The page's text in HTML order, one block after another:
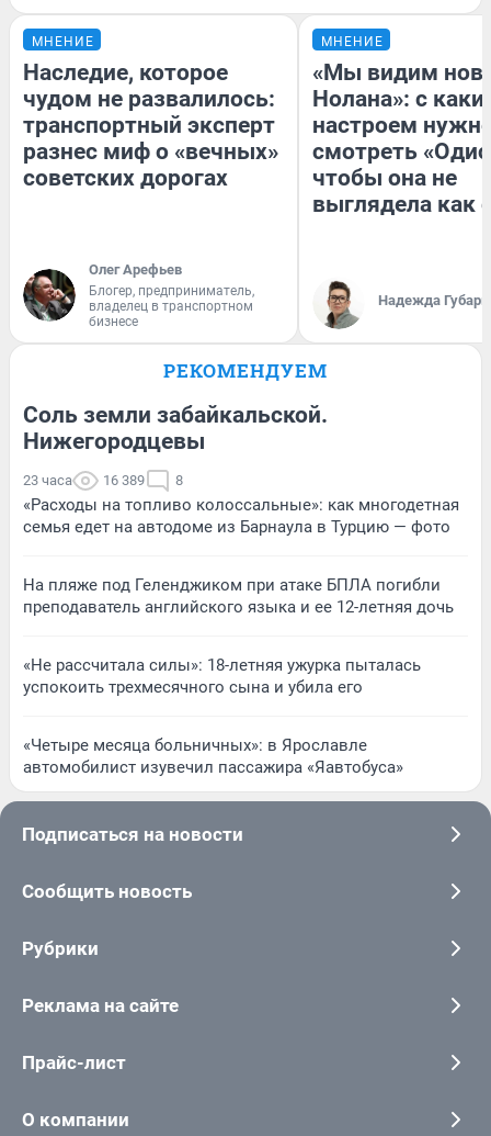
МНЕНИЕ
Наследие, которое
чудом не развалилось:
транспортный эксперт
разнес миф о «вечных»
советских дорогах
Олег Арефьев
Блогер, предприниматель,
владелец в транспортном
бизнесе
МНЕНИЕ
«Мы видим
Нолана»: с
настроем
смотреть
чтобы она не
выглядела как
Надежда Губарь
РЕКОМЕНДУЕМ
Соль земли забайкальской.
Нижегородцевы
23 часа 16 389 8
«Расходы на топливо колоссальные»: как многодетная
семья едет на автодоме из Барнаула в Турцию — фото
На пляже под Геленджиком при атаке БПЛА погибли
преподаватель английского языка и ее 12-летняя дочь
«Не рассчитала силы»: 18-летняя ужурка пыталась
успокоить трехмесячного сына и убила его
«Четыре месяца больничных»: в Ярославле
автомобилист изувечил пассажира «Яавтобуса»
Подписаться на новости
Сообщить новость
Рубрики
Реклама на сайте
Прайс-лист
О компании